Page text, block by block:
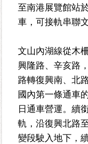
里
資
訊
網
路
資
源
防
救
災
至南港展覽館站
車，可接軌串聯
文山內湖線從木
興隆路、辛亥路
路轉復興南、北
國內第一條通車
日通車營運。續
軌，沿復興北路
變段駛入地下，